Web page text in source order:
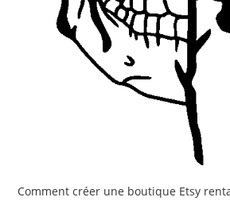
Comment créer une boutique Etsy